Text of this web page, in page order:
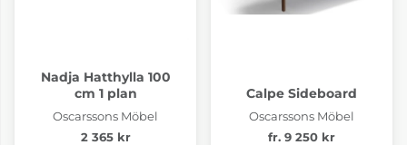
Nadja Hatthylla 100
cm 1 plan
Oscarssons Möbel
2 365 kr
Calpe Sideboard
Oscarssons Möbel
fr. 9 250 kr